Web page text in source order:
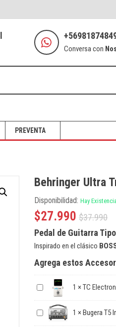
Conversa con
PREVENTA
Behringer Ultra
Disponibilidad: Hay
$37.990
$27.990
Pedal de Guitarra
Inspirado en el clásico
Agrega estos
1 × TC
1 × Bugera T5